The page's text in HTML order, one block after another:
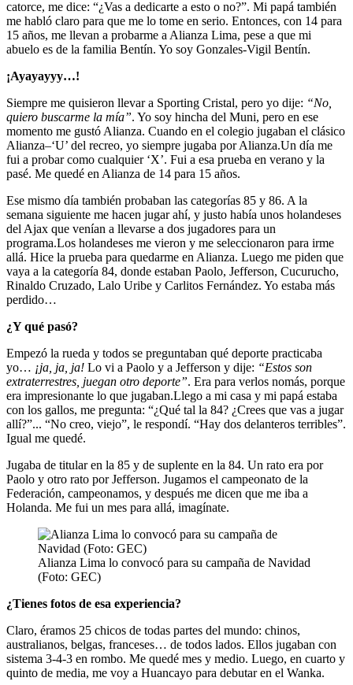
catorce, me dice: “¿Vas a dedicarte a esto o no?”. Mi papá también
me habló claro para que me lo tome en serio. Entonces, con 14 para
15 años, me llevan a probarme a Alianza Lima, pese a que mi
abuelo es de la familia Bentín. Yo soy Gonzales-Vigil Bentín.
¡Ayayayyy…!
Siempre me quisieron llevar a Sporting Cristal, pero yo dije: “No,
quiero buscarme la mía”. Yo soy hincha del Muni, pero en ese
momento me gustó Alianza. Cuando en el colegio jugaban el clásico
Alianza–‘U’ del recreo, yo siempre jugaba por Alianza.Un día me
fui a probar como cualquier ‘X’. Fui a esa prueba en verano y la
pasé. Me quedé en Alianza de 14 para 15 años.
Ese mismo día también probaban las categorías 85 y 86. A la
semana siguiente me hacen jugar ahí, y justo había unos holandeses
del Ajax que venían a llevarse a dos jugadores para un
programa.Los holandeses me vieron y me seleccionaron para irme
allá. Hice la prueba para quedarme en Alianza. Luego me piden que
vaya a la categoría 84, donde estaban Paolo, Jefferson, Cucurucho,
Rinaldo Cruzado, Lalo Uribe y Carlitos Fernández. Yo estaba más
perdido…
¿Y qué pasó?
Empezó la rueda y todos se preguntaban qué deporte practicaba
yo… ¡ja, ja, ja! Lo vi a Paolo y a Jefferson y dije: “Estos son
extraterrestres, juegan otro deporte”. Era para verlos nomás, porque
era impresionante lo que jugaban.Llego a mi casa y mi papá estaba
con los gallos, me pregunta: “¿Qué tal la 84? ¿Crees que vas a jugar
allí?”... “No creo, viejo”, le respondí. “Hay dos delanteros terribles”.
Igual me quedé.
Jugaba de titular en la 85 y de suplente en la 84. Un rato era por
Paolo y otro rato por Jefferson. Jugamos el campeonato de la
Federación, campeonamos, y después me dicen que me iba a
Holanda. Me fui un mes para allá, imagínate.
Alianza Lima lo convocó para su campaña de Navidad
(Foto: GEC)
¿Tienes fotos de esa experiencia?
Claro, éramos 25 chicos de todas partes del mundo: chinos,
australianos, belgas, franceses… de todos lados. Ellos jugaban con
sistema 3-4-3 en rombo. Me quedé mes y medio. Luego, en cuarto y
quinto de media, me voy a Huancayo para debutar en el Wanka.